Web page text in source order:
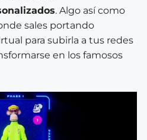
. Algo así como
sales portando
para subirla a tus redes
en los famosos